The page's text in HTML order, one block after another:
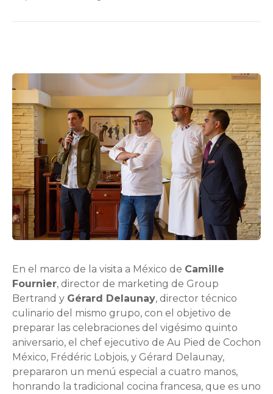
En el marco de la visita a México de Camille
Fournier, director de marketing de Group
Bertrand y Gérard Delaunay, director técnico
culinario del mismo grupo, con el objetivo de
preparar las celebraciones del vigésimo quinto
aniversario, el chef ejecutivo de Au Pied de Cochon
México, Frédéric Lobjois, y Gérard Delaunay,
prepararon un menú especial a cuatro manos,
honrando la tradicional cocina francesa, que es uno